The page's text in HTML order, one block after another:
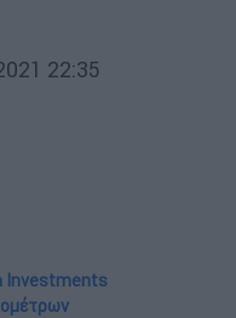
22:35
Investments